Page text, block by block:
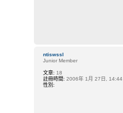
ntiswssl
Junior Member
文章: 18
註冊時間: 2006年 1月 27日, 14:44
性別: